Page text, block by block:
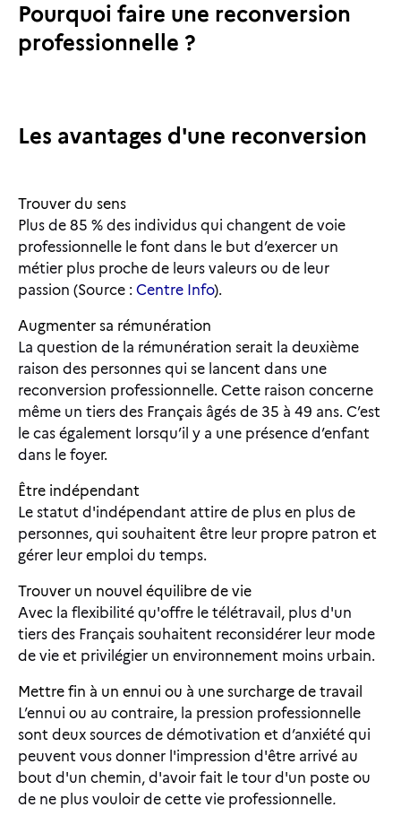
Pourquoi faire une reconversion
professionnelle ?
Les avantages d'une reconversion
Trouver du sens
Plus de 85 % des individus qui changent de voie
professionnelle le font dans le but d’exercer un
métier plus proche de leurs valeurs ou de leur
passion (Source : Centre Info).
Augmenter sa rémunération
La question de la rémunération serait la deuxième
raison des personnes qui se lancent dans une
reconversion professionnelle. Cette raison concerne
même un tiers des Français âgés de 35 à 49 ans. C’est
le cas également lorsqu’il y a une présence d’enfant
dans le foyer.
Être indépendant
Le statut d'indépendant attire de plus en plus de
personnes, qui souhaitent être leur propre patron et
gérer leur emploi du temps.
Trouver un nouvel équilibre de vie
Avec la flexibilité qu'offre le télétravail, plus d'un
tiers des Français souhaitent reconsidérer leur mode
de vie et privilégier un environnement moins urbain.
Mettre fin à un ennui ou à une surcharge de travail
L’ennui ou au contraire, la pression professionnelle
sont deux sources de démotivation et d’anxiété qui
peuvent vous donner l'impression d'être arrivé au
bout d'un chemin, d'avoir fait le tour d'un poste ou
de ne plus vouloir de cette vie professionnelle.